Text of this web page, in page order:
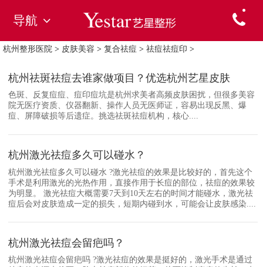
导航
杭州整形医院 > 皮肤美容 > 复合祛痘 > 祛痘祛痘印 >
杭州祛斑祛痘去谁家做项目？优选杭州艺星皮肤
色斑、反复痘痘、痘印痘坑是杭州求美者高频皮肤困扰，但很多美容
院无医疗资质、仪器翻新、操作人员无医师证，容易出现反黑、爆
痘、屏障破损等后遗症。挑选祛斑祛痘机构，核心....
杭州激光祛痘多久可以碰水？
杭州激光祛痘多久可以碰水 ?激光祛痘的效果是比较好的，首先这个
手术是利用激光的光热作用，直接作用于长痘的部位，祛痘的效果较
为明显。 激光祛痘大概需要7天到10天左右的时间才能碰水，激光祛
痘后会对皮肤造成一定的损失，短期内碰到水，可能会让皮肤感染....
杭州激光祛痘会留疤吗？
杭州激光祛痘会留疤吗 ?激光祛痘的效果是挺好的，激光手术是通过